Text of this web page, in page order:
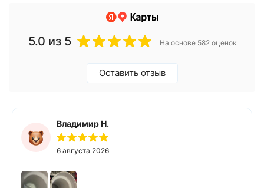
5.0 из 5 На основе 582 оценок
Оставить отзыв
Владимир Н.
6 августа 2026